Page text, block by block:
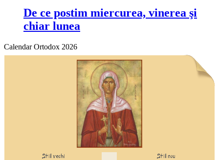
De ce postim miercurea, vinerea şi
chiar lunea
Calendar Ortodox 2026